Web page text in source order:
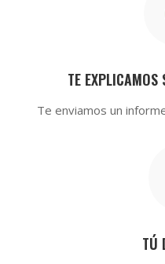
TE
Te enviamos un
TÚ